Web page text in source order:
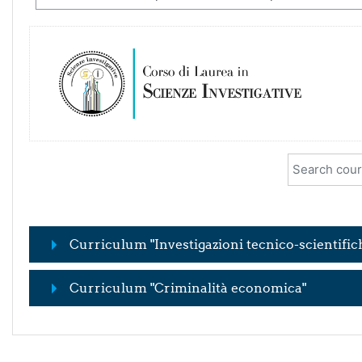
Search
Curriculum "Investigazioni tecnico-
Curriculum "Criminalità economica"